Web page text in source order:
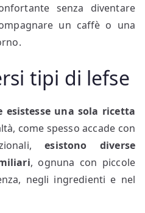
senza diventare
un caffè o una
tipi di lefse
esistesse una sola ricetta
come spesso accade con
esistono diverse
, ognuna con piccole
negli ingredienti e nel